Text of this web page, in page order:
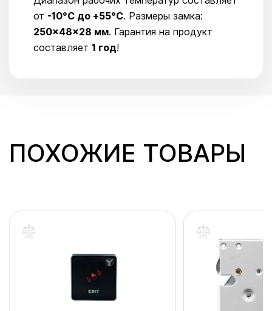
от -10°C до +55°C. Размеры замка:
250×48×28 мм. Гарантия на продукт
составляет 1 год!
ПОХОЖИЕ ТОВАРЫ